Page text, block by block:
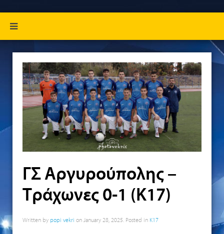
ΓΣ Αργυρούπολης –
Τράχωνες 0-1 (Κ17)
Written by popi vekri on January 28, 2025. Posted in K17